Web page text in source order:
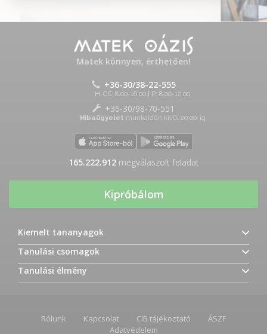
Matek könnyen, érthetően!
+36-30/38-22-555
H-CS: 8:00-16:00 | P: 8:00-12:00
+36-30/98-70-551
Hibaügyelet munkaidőn kívül 20:00-ig
165.222.912megválaszolt feladat
Kipróbálom
Kiemelt tananyagok
Tanulási csomagok
Tanulási élmény
Rólunk Kapcsolat CIB tájékoztató
ÁSZF
Adatvédelem